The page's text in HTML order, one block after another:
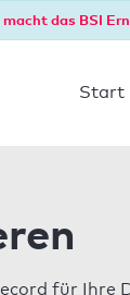
das BSI
Start
für Ihre